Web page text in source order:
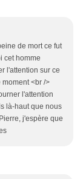
de mort ce fut
cet homme
l'attention sur ce
<br />
l'attention
là-haut que nous
j'espère que